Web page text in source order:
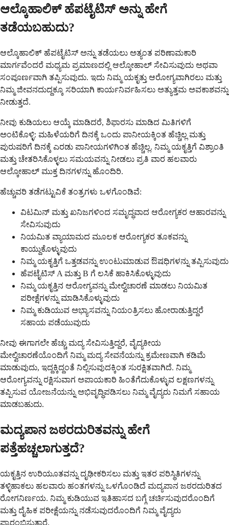
ಆಲ್ಕೊಹಾಲಿಕ್ ಹೆಪಟೈಟಿಸ್ ಅನ್ನು ಹೇಗೆ
ತಡೆಯಬಹುದು?
ಆಲ್ಕೊಹಾಲಿಕ್ ಹೆಪಟೈಟಿಸ್ ಅನ್ನು ತಡೆಯಲು ಅತ್ಯಂತ ಪರಿಣಾಮಕಾರಿ
ಮಾರ್ಗವೆಂದರೆ ಮಧ್ಯಮ ಪ್ರಮಾಣದಲ್ಲಿ ಆಲ್ಕೋಹಾಲ್ ಸೇವಿಸುವುದು ಅಥವಾ
ಸಂಪೂರ್ಣವಾಗಿ ತಪ್ಪಿಸುವುದು. ಇದು ನಿಮ್ಮ ಯಕೃತ್ತು ಆರೋಗ್ಯವಾಗಿರಲು ಮತ್ತು
ನಿಮ್ಮ ಜೀವನದುದ್ದಕ್ಕೂ ಸರಿಯಾಗಿ ಕಾರ್ಯನಿರ್ವಹಿಸಲು ಅತ್ಯುತ್ತಮ ಅವಕಾಶವನ್ನು
ನೀಡುತ್ತದೆ.
ನೀವು ಕುಡಿಯಲು ಆಯ್ಕೆ ಮಾಡಿದರೆ, ಶಿಫಾರಸು ಮಾಡಿದ ಮಿತಿಗಳಿಗೆ
ಅಂಟಿಕೊಳ್ಳಿ: ಮಹಿಳೆಯರಿಗೆ ದಿನಕ್ಕೆ ಒಂದು ಪಾನೀಯಕ್ಕಿಂತ ಹೆಚ್ಚಿಲ್ಲ ಮತ್ತು
ಪುರುಷರಿಗೆ ದಿನಕ್ಕೆ ಎರಡು ಪಾನೀಯಗಳಿಗಿಂತ ಹೆಚ್ಚಿಲ್ಲ. ನಿಮ್ಮ ಯಕೃತ್ತಿಗೆ ವಿಶ್ರಾಂತಿ
ಮತ್ತು ಚೇತರಿಸಿಕೊಳ್ಳಲು ಸಮಯವನ್ನು ನೀಡಲು ಪ್ರತಿ ವಾರ ಹಲವಾರು
ಆಲ್ಕೋಹಾಲ್ ಮುಕ್ತ ದಿನಗಳನ್ನು ಹೊಂದಿರಿ.
ಹೆಚ್ಚುವರಿ ತಡೆಗಟ್ಟುವಿಕೆ ತಂತ್ರಗಳು ಒಳಗೊಂಡಿವೆ:
ವಿಟಮಿನ್ ಮತ್ತು ಖನಿಜಗಳಿಂದ ಸಮೃದ್ಧವಾದ ಆರೋಗ್ಯಕರ ಆಹಾರವನ್ನು
ಸೇವಿಸುವುದು
ನಿಯಮಿತ ವ್ಯಾಯಾಮದ ಮೂಲಕ ಆರೋಗ್ಯಕರ ತೂಕವನ್ನು
ಕಾಯ್ದುಕೊಳ್ಳುವುದು
ನಿಮ್ಮ ಯಕೃತ್ತಿಗೆ ಒತ್ತಡವನ್ನು ಉಂಟುಮಾಡುವ ಔಷಧಿಗಳನ್ನು ತಪ್ಪಿಸುವುದು
ಹೆಪಟೈಟಿಸ್ A ಮತ್ತು B ಗೆ ಲಸಿಕೆ ಹಾಕಿಸಿಕೊಳ್ಳುವುದು
ನಿಮ್ಮ ಯಕೃತ್ತಿನ ಆರೋಗ್ಯವನ್ನು ಮೇಲ್ವಿಚಾರಣೆ ಮಾಡಲು ನಿಯಮಿತ
ಪರೀಕ್ಷೆಗಳನ್ನು ಮಾಡಿಸಿಕೊಳ್ಳುವುದು
ನಿಮ್ಮ ಕುಡಿಯುವ ಅಭ್ಯಾಸವನ್ನು ನಿಯಂತ್ರಿಸಲು ಹೋರಾಡುತ್ತಿದ್ದರೆ
ಸಹಾಯ ಪಡೆಯುವುದು
ನೀವು ಈಗಾಗಲೇ ಹೆಚ್ಚು ಮದ್ಯ ಸೇವಿಸುತ್ತಿದ್ದರೆ, ವೈದ್ಯಕೀಯ
ಮೇಲ್ವಿಚಾರಣೆಯೊಂದಿಗೆ ನಿಮ್ಮ ಮದ್ಯ ಸೇವನೆಯನ್ನು ಕ್ರಮೇಣವಾಗಿ ಕಡಿಮೆ
ಮಾಡುವುದು, ಇದ್ದಕ್ಕಿದ್ದಂತೆ ನಿಲ್ಲಿಸುವುದಕ್ಕಿಂತ ಸುರಕ್ಷಿತವಾಗಿದೆ. ನಿಮ್ಮ
ಆರೋಗ್ಯವನ್ನು ರಕ್ಷಿಸುವಾಗ ಅಪಾಯಕಾರಿ ಹಿಂತೆಗೆದುಕೊಳ್ಳುವ ಲಕ್ಷಣಗಳನ್ನು
ತಪ್ಪಿಸುವ ಯೋಜನೆಯನ್ನು ಅಭಿವೃದ್ಧಿಪಡಿಸಲು ನಿಮ್ಮ ವೈದ್ಯರು ನಿಮಗೆ ಸಹಾಯ
ಮಾಡಬಹುದು.
ಮದ್ಯಪಾನ ಜಠರದುರಿತವನ್ನು ಹೇಗೆ
ಪತ್ತೆಹಚ್ಚಲಾಗುತ್ತದೆ?
ಯಕೃತ್ತಿನ ಉರಿಯೂತವನ್ನು ದೃಢೀಕರಿಸಲು ಮತ್ತು ಇತರ ಪರಿಸ್ಥಿತಿಗಳನ್ನು
ತಳ್ಳಿಹಾಕಲು ಹಲವಾರು ಹಂತಗಳನ್ನು ಒಳಗೊಂಡಿದೆ ಮದ್ಯಪಾನ ಜಠರದುರಿತದ
ರೋಗನಿರ್ಣಯ. ನಿಮ್ಮ ಕುಡಿಯುವ ಇತಿಹಾಸದ ಬಗ್ಗೆ ಚರ್ಚಿಸುವುದರೊಂದಿಗೆ
ಮತ್ತು ದೈಹಿಕ ಪರೀಕ್ಷೆಯನ್ನು ನಡೆಸುವುದರೊಂದಿಗೆ ನಿಮ್ಮ ವೈದ್ಯರು
ಪ್ರಾರಂಭಿಸುತ್ತಾರೆ.